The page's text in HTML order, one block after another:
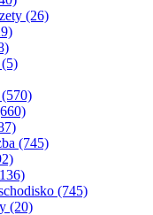
(26)
(5)
(570)
(745)
(745)
(20)